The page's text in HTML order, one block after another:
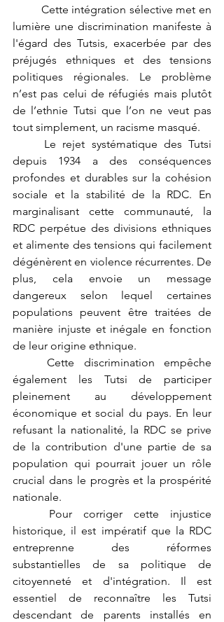
lumière une discrimination manifeste à
l'égard des Tutsis, exacerbée par des
préjugés ethniques et des tensions
politiques régionales. Le problème
n’est pas celui de réfugiés mais plutôt
de l’ethnie Tutsi que l’on ne veut pas
tout simplement, un racisme masqué.
depuis 1934 a des conséquences
profondes et durables sur la cohésion
sociale et la stabilité de la RDC. En
marginalisant cette communauté, la
RDC perpétue des divisions ethniques
et alimente des tensions qui facilement
dégénèrent en violence récurrentes. De
plus, cela envoie un message
dangereux selon lequel certaines
populations peuvent être traitées de
manière injuste et inégale en fonction
de leur origine ethnique.
	Cette discrimination empêche
également les Tutsi de participer
pleinement au développement
économique et social du pays. En leur
refusant la nationalité, la RDC se prive
de la contribution d'une partie de sa
population qui pourrait jouer un rôle
crucial dans le progrès et la prospérité
nationale.
historique, il est impératif que la RDC
entreprenne des réformes
substantielles de sa politique de
citoyenneté et d'intégration. Il est
essentiel de reconnaître les Tutsi
descendant de parents installés en